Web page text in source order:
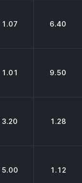
1.07 6.40
1.01 9.50
3.20 1.28
5.00 1.12